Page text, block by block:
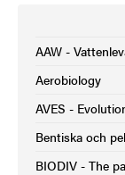
AAW -
Aerobiology
AVES -
Bentiska och
BIODIV - The